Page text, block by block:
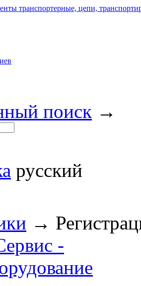
поиск →
русский
→